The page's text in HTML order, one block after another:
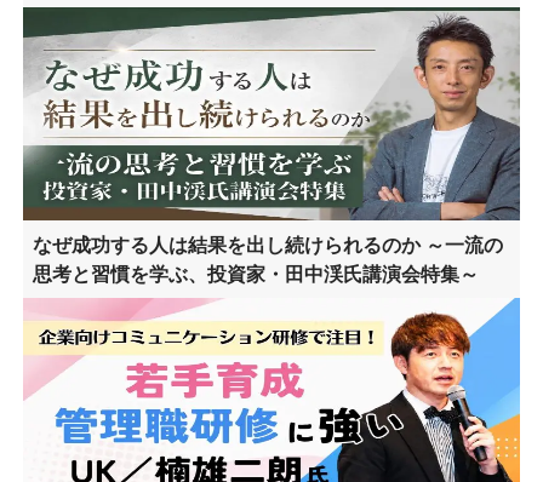
なぜ成功する人は結果を出し続けられるのか ～一流の
思考と習慣を学ぶ、投資家・田中渓氏講演会特集～